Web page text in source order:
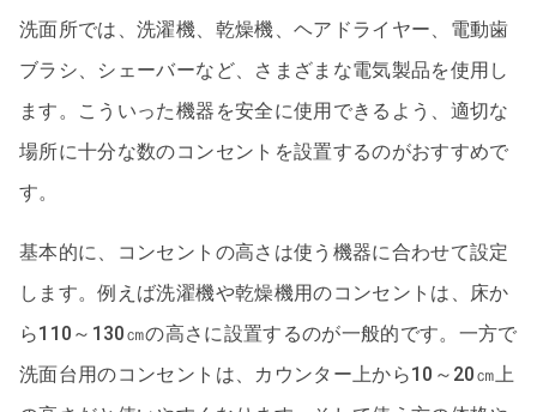
洗面所では、洗濯機、乾燥機、ヘアドライヤー、電動歯
ブラシ、シェーバーなど、さまざまな電気製品を使用し
ます。こういった機器を安全に使用できるよう、適切な
場所に十分な数のコンセントを設置するのがおすすめで
す。
基本的に、コンセントの高さは使う機器に合わせて設定
します。例えば洗濯機や乾燥機用のコンセントは、床か
ら110～130㎝の高さに設置するのが一般的です。一方で
洗面台用のコンセントは、カウンター上から10～20㎝上